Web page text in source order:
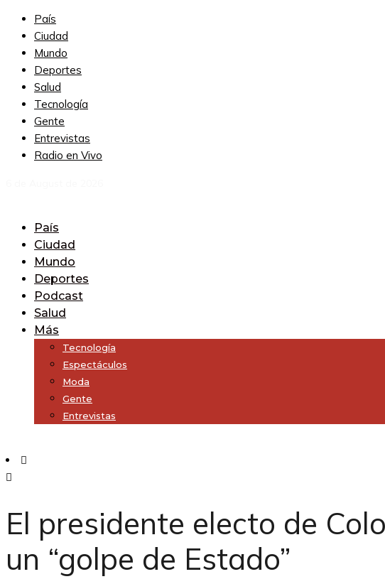
País
Ciudad
Mundo
Deportes
Salud
Tecnología
Gente
Entrevistas
Radio en Vivo
País
Ciudad
Mundo
Deportes
Podcast
Salud
Más
Tecnología
Espectáculos
Moda
Gente
Entrevistas
El presidente electo de
un “golpe de Estado”